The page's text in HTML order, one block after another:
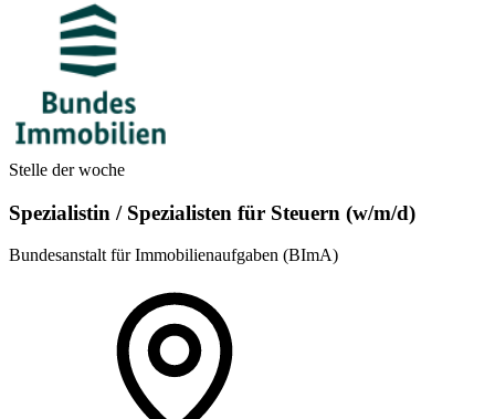
Stelle der woche
Spezialistin / Spezialisten für Steuern (w/m/d)
Bundesanstalt für Immobilienaufgaben (BImA)